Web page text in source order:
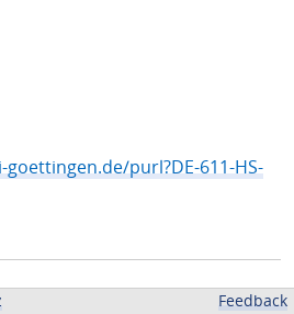
purl?DE-611-HS-
Feedback